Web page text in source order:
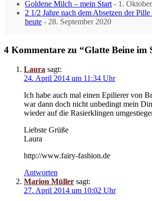
Goldene Milch – mein Start - 1.
2 1/2 Jahre nach dem Absetzen der
heute - 28. September 2020
4 Kommentare zu “Glatte Beine im
Laura sagt:
24. April 2014 um 11:34 Uhr
Ich habe auch mal einen Epilierer von
war dann doch nicht unbedingt mein
wieder auf die Rasierklingen
Liebste Grüße
Laura
http://www.fairy-fashion.de
Antworten
Marion Müller sagt:
27. April 2014 um 10:02 Uhr